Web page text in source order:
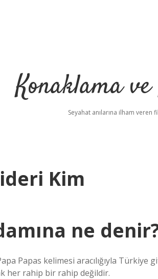
Konaklama
Seyahat anılarına ilham veren
Kim
ne
Papas kelimesi aracılığıyla Türkiye
her rahip bir rahip değildir.